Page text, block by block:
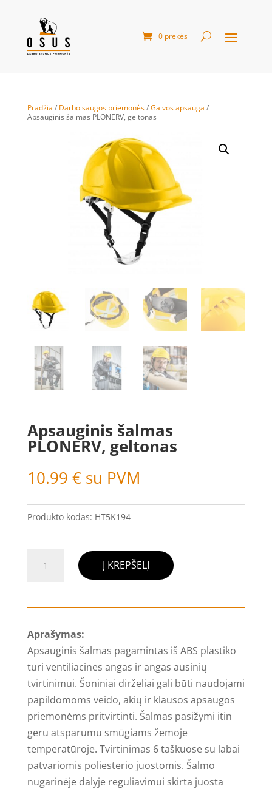
0 prekės
Pradžia / Darbo saugos priemonės/Galvos apsauga /
Apsauginis šalmas PLONERV, geltonas
Apsauginis šalmas
PLONERV, geltonas
10.99 € su PVM
Produkto kodas: HT5K194
kiekis:
šalmas
geltonas
Į KREPŠELĮ
Aprašymas:
Apsauginis šalmas pagamintas iš ABS plastiko
turi ventiliacines angas ir angas ausinių
tvirtinimui. Šoniniai dirželiai gali būti naudojami
papildomoms veido, akių ir klausos apsaugos
priemonėms pritvirtinti. Šalmas pasižymi itin
geru atsparumu smūgiams žemoje
temperatūroje. Tvirtinimas 6 taškuose su labai
patvariomis poliesterio juostomis. Šalmo
nugarinėje dalyje reguliavimui skirta juosta